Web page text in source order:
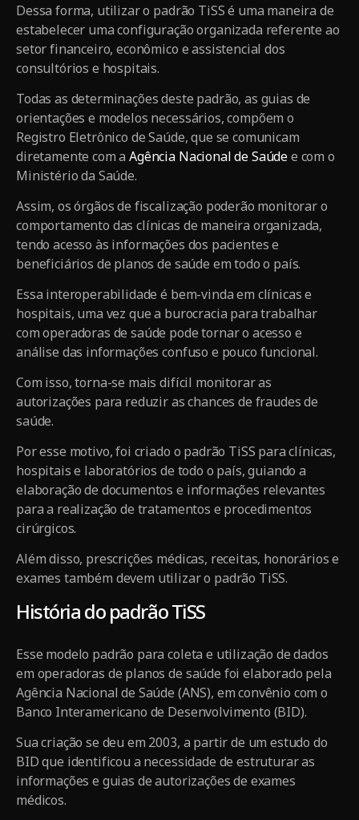
Dessa forma, utilizar o padrão TiSS é uma maneira de
estabelecer uma configuração organizada referente ao
setor financeiro, econômico e assistencial dos
consultórios e hospitais.
Todas as determinações deste padrão, as guias de
orientações e modelos necessários, compõem o
Registro Eletrônico de Saúde, que se comunicam
diretamente com aAgência Nacional de Saúdee com o
Ministério da Saúde.
Assim, os órgãos de fiscalização poderão monitorar o
comportamento das clínicas de maneira organizada,
tendo acesso às informações dos pacientes e
beneficiários de planos de saúde em todo o país.
Essa interoperabilidade é bem-vinda em clínicas e
hospitais, uma vez que a burocracia para trabalhar
com operadoras de saúde pode tornar o acesso e
análise das informações confuso e pouco funcional.
Com isso, torna-se mais difícil monitorar as
autorizações para reduzir as chances de fraudes de
saúde.
Por esse motivo, foi criado o padrão TiSS para clínicas,
hospitais e laboratórios de todo o país, guiando a
elaboração de documentos e informações relevantes
para a realização de tratamentos e procedimentos
cirúrgicos.
Além disso, prescrições médicas, receitas, honorários e
exames também devem utilizar o padrão TiSS.
História do padrão TiSS
Esse modelo padrão para coleta e utilização de dados
em operadoras de planos de saúde foi elaborado pela
Agência Nacional de Saúde (ANS), em convênio com o
Banco Interamericano de Desenvolvimento (BID).
Sua criação se deu em 2003, a partir de um estudo do
BID que identificou a necessidade de estruturar as
informações e guias de autorizações de exames
médicos.